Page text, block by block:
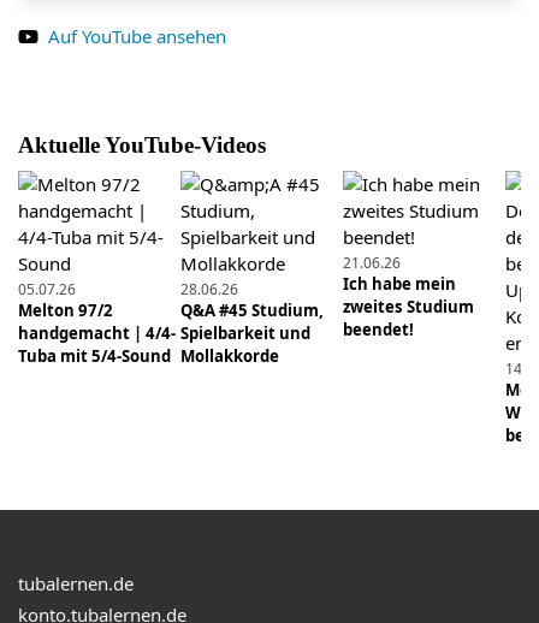
13.12.2020
So kann es jeder! Schwierige Stellen üben.
26.04.2020
Präzision: Diese Übung hat mir geholfen, schelle
Läufe in tiefen Lagen sauberer zu spielen.
Was taugt eine günstige China-Tuba? Drei
Auf YouTube ansehen
Aktuelle YouTube-Videos
05.07.26
Melton 97/2
handgemacht | 4/4-
Tuba mit 5/4-Sound
28.06.26
Q&A #45 Studium,
Spielbarkeit und
Mollakkorde
21.06.26
Ich habe mein
zweites Studium
beendet!
tubalernen.de
konto.tubalernen.de